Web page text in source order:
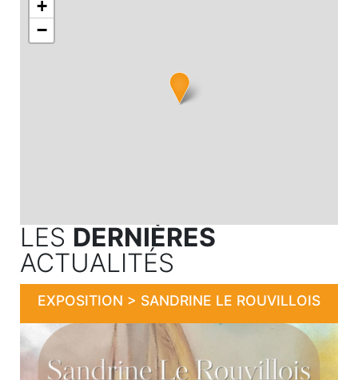
+
−
LES DERNIÈRES
ACTUALITÉS
EXPOSITION > SANDRINE LE ROUVILLOIS